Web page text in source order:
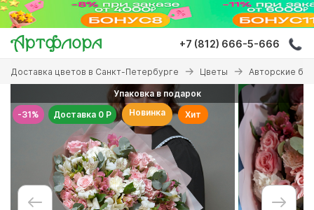
Перейти
основному
содержанию
+7 (812) 666-5-666
Вы
здесь
Доставка цветов в Санкт-Петербурге Цветы Авторские
-31%
Упаковка в подарок
Доставка 0 Р
Новинка Хит